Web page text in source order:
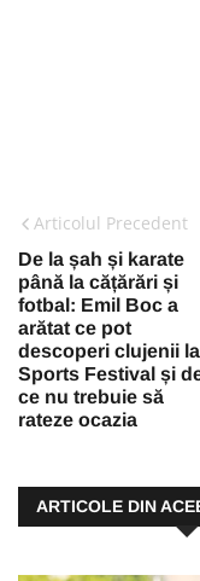
Articolul Precedent
De la șah și karate
până la cățărări și
fotbal: Emil Boc a
arătat ce pot
descoperi clujenii la
Sports Festival și
ce nu trebuie să
rateze ocazia
ARTICOLE DIN